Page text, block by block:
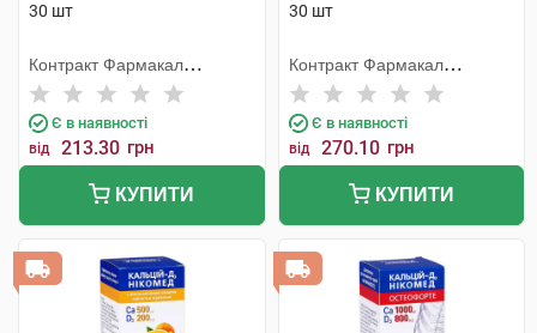
30 шт
Контракт Фармакал
Корпорейшн
Є в наявності
від 213.30 грн
КУПИТИ
30 шт
Контракт Фармакал
Корпорейшн
Є в наявності
від 270.10 грн
КУПИТИ